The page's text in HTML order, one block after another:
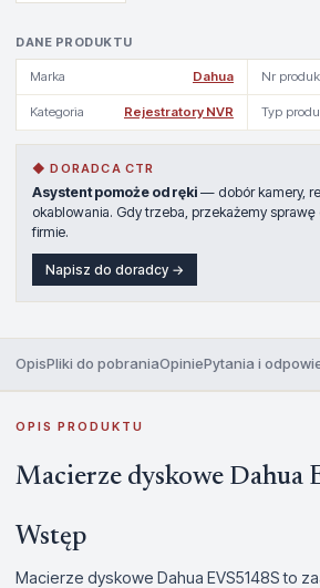
DANE PRODUKTU
Marka Dahua Nr
Kategoria Rejestratory NVR Typ
◆ DORADCA CTR
Asystent pomoże od ręki — dobór kamery,
okablowania. Gdy trzeba, przekażemy
firmie.
Napisz do doradcy →
OpisPliki do pobraniaOpiniePytania i
OPIS PRODUKTU
Macierze dyskowe Dahua
Wstęp
Macierze dyskowe Dahua EVS5148S to